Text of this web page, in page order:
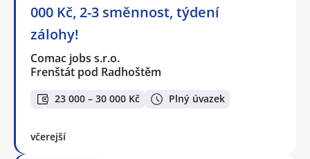
000 Kč, 2-3 směnnost, týdení
zálohy!
Comac jobs s.r.o.
Frenštát pod Radhoštěm
23 000 – 30 000 Kč Plný úvazek
včerejší